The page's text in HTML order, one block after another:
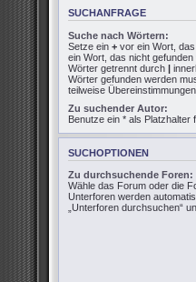
SUCHANFRAGE
Suche nach Wörtern:
Setze ein + vor ein Wort,
ein Wort, das nicht
Wörter getrennt durch |
Wörter gefunden werden
teilweise Übereinstimmungen.
Zu suchender Autor:
Benutze ein * als Platzhalter
SUCHOPTIONEN
Zu durchsuchende Foren:
Wähle das Forum oder die
Unterforen werden
„Unterforen durchsuchen“